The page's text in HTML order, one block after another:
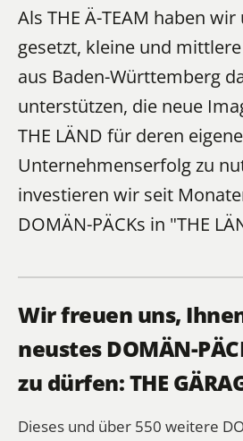
Als THE Ä-TEAM haben wir
gesetzt, kleine und
aus Baden-Württemberg
unterstützen, die neue
THE LÄND für deren
Unternehmenserfolg zu
investieren wir seit
DOMÄN-PÄCKs in "THE
Wir freuen uns,
neustes DOMÄN-
zu dürfen: THE
Dieses und über 550 weitere